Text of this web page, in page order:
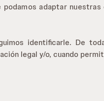
adaptar
identificarle. De
legal y/o, cuando